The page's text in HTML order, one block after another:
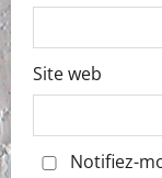
Site web
Notifiez-